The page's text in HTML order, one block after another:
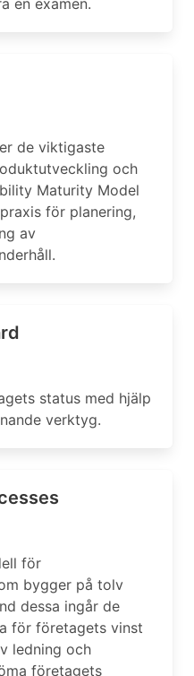
en examen.
de viktigaste
och
Maturity Model
för planering,
av
status med hjälp
verktyg.
för
bygger på tolv
dessa ingår de
för företagets vinst
ledning och
företagets